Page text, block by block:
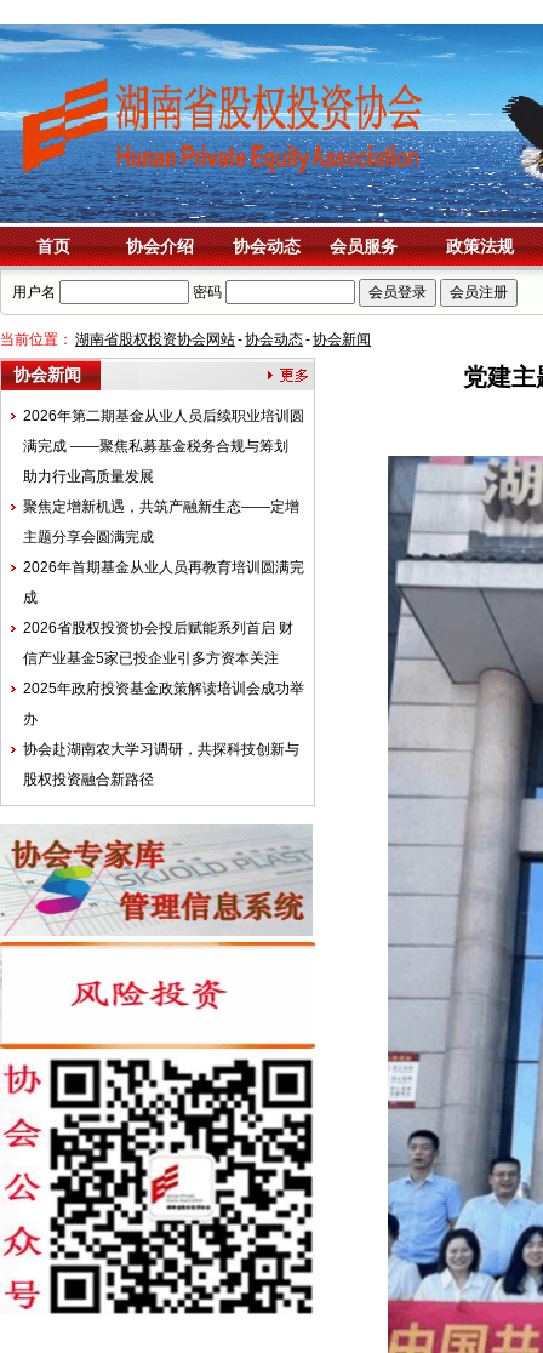
首页 协会介绍 协会动态 会员服务 政策法规
用户名 密码
当前位置： 湖南省股权投资协会网站-协会动态-协会新闻
协会新闻
2026年第二期基金从业人员后续职业培训圆
满完成 ——聚焦私募基金税务合规与筹划
助力行业高质量发展
‌聚焦定增新机遇，共筑产融新生态——定增
主题分享会圆满完成
2026年首期基金从业人员再教育培训圆满完
成
2026省股权投资协会投后赋能系列首启 财
信产业基金5家已投企业引多方资本关注
2025年政府投资基金政策解读培训会成功举
办
协会赴湖南农大学习调研，共探科技创新与
股权投资融合新路径
党建